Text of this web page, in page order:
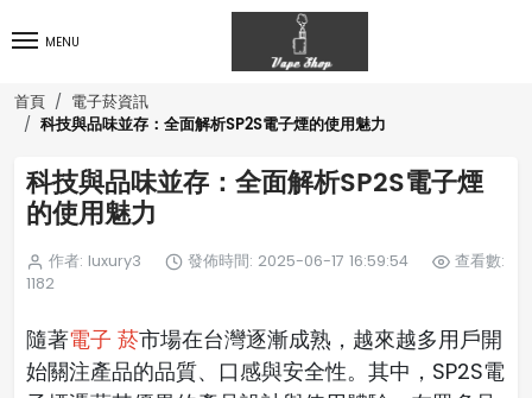
MENU
首頁 電子菸資訊
科技與品味並存：全面解析SP2S電子煙的使用魅力
科技與品味並存：全面解析SP2S電子煙
的使用魅力
作者: luxury3 發佈時間: 2025-06-17 16:59:54
查看數:
1182
隨著電子 菸市場在台灣逐漸成熟，越來越多用戶開
始關注產品的品質、口感與安全性。其中，SP2S電